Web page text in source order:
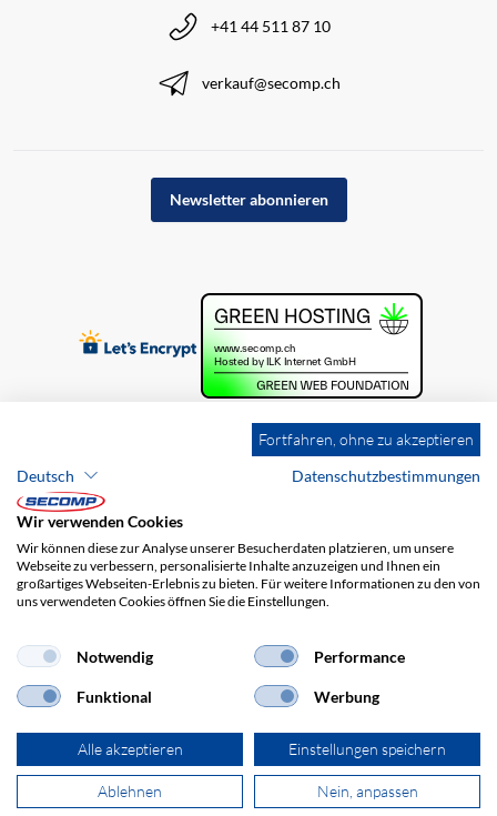
+41 44 511 87 10
verkauf@secomp.ch
Newsletter abonnieren
Brands Impressum
AGB
Haftungsausschluss
Versandkosten
© 2026 SECOMP AG. Alle Rechte vorbehalten.
powered by polynorm
Fortfahren, ohne zu akzeptieren
Deutsch
Datenschutzbestimmungen
Wir verwenden Cookies
Wir können diese zur Analyse unserer Besucherdaten platzieren, um unsere
Webseite zu verbessern, personalisierte Inhalte anzuzeigen und Ihnen ein
großartiges Webseiten-Erlebnis zu bieten. Für weitere Informationen zu den von
uns verwendeten Cookies öffnen Sie die Einstellungen.
Notwendig Performance
Funktional Werbung
Alle akzeptieren Einstellungen speichern
Ablehnen Nein, anpassen